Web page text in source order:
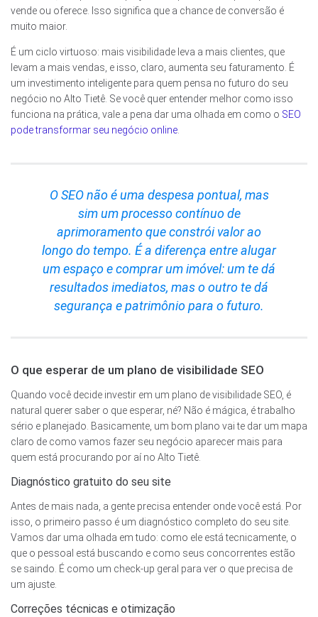
vende ou oferece. Isso significa que a chance de conversão é
muito maior.
É um ciclo virtuoso: mais visibilidade leva a mais clientes, que
levam a mais vendas, e isso, claro, aumenta seu faturamento. É
um investimento inteligente para quem pensa no futuro do seu
negócio no Alto Tietê. Se você quer entender melhor como isso
funciona na prática, vale a pena dar uma olhada em como o SEO
pode transformar seu negócio online
O SEO não é uma despesa pontual, mas
sim um processo contínuo de
aprimoramento que constrói valor ao
longo do tempo. É a diferença entre alugar
um espaço e comprar um imóvel: um te dá
resultados imediatos, mas o outro te dá
segurança e patrimônio para o futuro.
O que esperar de um plano de visibilidade SEO
Quando você decide investir em um plano de visibilidade SEO, é
natural querer saber o que esperar, né? Não é mágica, é trabalho
sério e planejado. Basicamente, um bom plano vai te dar um mapa
claro de como vamos fazer seu negócio aparecer mais para
quem está procurando por aí no Alto Tietê.
Diagnóstico gratuito do seu site
Antes de mais nada, a gente precisa entender onde você está. Por
isso, o primeiro passo é um diagnóstico completo do seu site.
Vamos dar uma olhada em tudo: como ele está tecnicamente, o
que o pessoal está buscando e como seus concorrentes estão
se saindo. É como um check-up geral para ver o que precisa de
um ajuste.
Correções técnicas e otimização